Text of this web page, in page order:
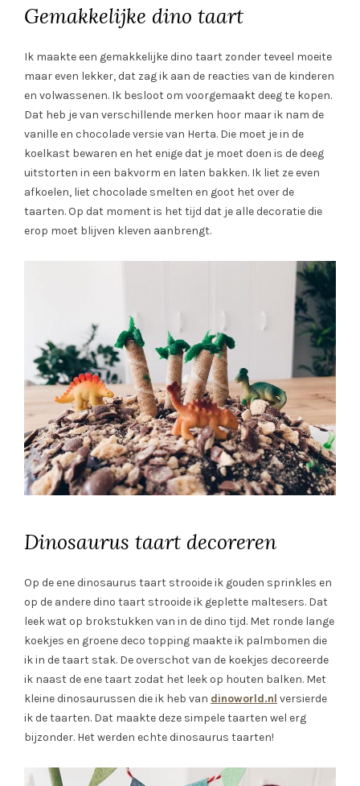
Gemakkelijke dino taart
Ik maakte een gemakkelijke dino taart zonder teveel moeite
maar even lekker, dat zag ik aan de reacties van de kinderen
en volwassenen. Ik besloot om voorgemaakt deeg te kopen.
Dat heb je van verschillende merken hoor maar ik nam de
vanille en chocolade versie van Herta. Die moet je in de
koelkast bewaren en het enige dat je moet doen is de deeg
uitstorten in een bakvorm en laten bakken. Ik liet ze even
afkoelen, liet chocolade smelten en goot het over de
taarten. Op dat moment is het tijd dat je alle decoratie die
erop moet blijven kleven aanbrengt.
Dinosaurus taart decoreren
Op de ene dinosaurus taart strooide ik gouden sprinkles en
op de andere dino taart strooide ik geplette maltesers. Dat
leek wat op brokstukken van in de dino tijd. Met ronde lange
koekjes en groene deco topping maakte ik palmbomen die
ik in de taart stak. De overschot van de koekjes decoreerde
ik naast de ene taart zodat het leek op houten balken. Met
kleine dinosaurussen die ik heb van dinoworld.nl versierde
ik de taarten. Dat maakte deze simpele taarten wel erg
bijzonder. Het werden echte dinosaurus taarten!